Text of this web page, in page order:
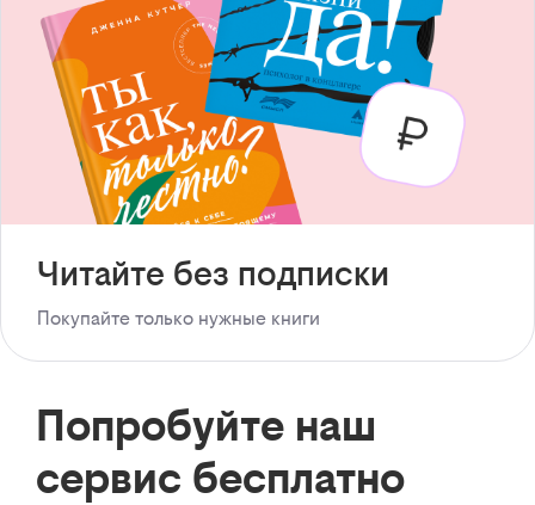
Читайте без подписки
Покупайте только нужные книги
Попробуйте наш
сервис бесплатно